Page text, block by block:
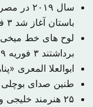
باستان آغاز شد ۳ فوریه ۲۰۱۹
لوح های خط میخی
برداشتند ۳ فوریه ۲۰۱۹
ابوالعلا المعری
طنین صدای بوچلی
۲۵ هنرمند